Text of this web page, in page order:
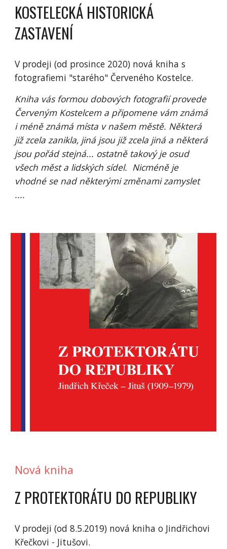
KOSTELECKÁ HISTORICKÁ
ZASTAVENÍ
V prodeji (od prosince 2020) nová kniha s
fotografiemi "starého" Červeného Kostelce.
Kniha vás formou dobových fotografií provede
Červeným Kostelcem a připomene vám známá
i méně známá místa v našem městě. Některá
již zcela zanikla, jiná jsou již zcela jiná a některá
jsou pořád stejná... ostatně takový je osud
všech měst a lidských sídel. Nicméně je
vhodné se nad některými změnami zamyslet
....
Nová kniha
Z PROTEKTORÁTU DO REPUBLIKY
V prodeji (od 8.5.2019) nová kniha o Jindřichovi
Křečkovi - Jitušovi.